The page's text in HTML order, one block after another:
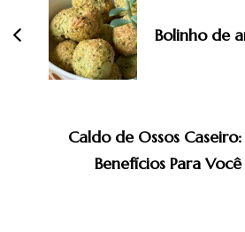
post
Bolinho de
Caldo de Ossos Caseiro:
Benefícios Para Você